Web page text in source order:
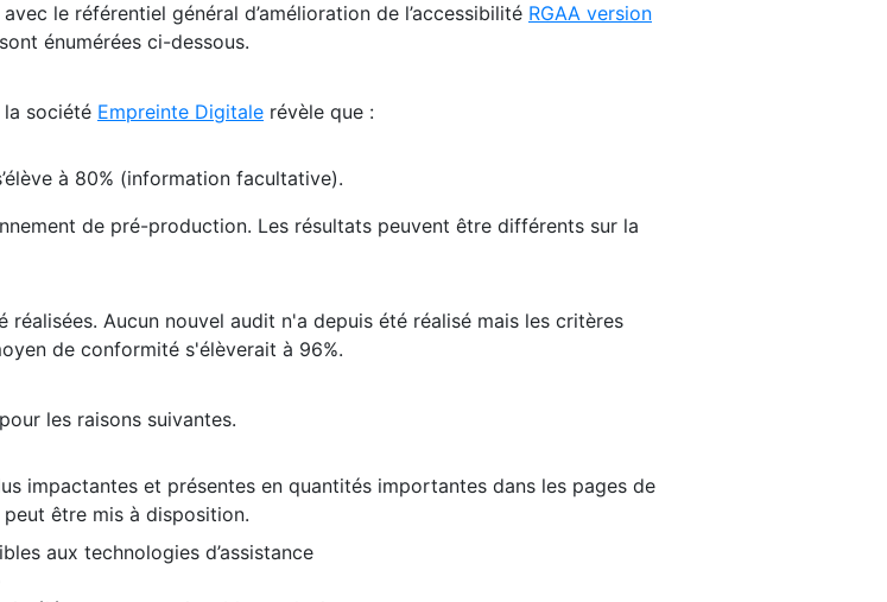
le référentiel général d’amélioration de l’accessibilité RGAA version
énumérées ci-dessous.
la société Empreinte Digitale révèle que :
à 80% (information facultative).
de pré-production. Les résultats peuvent être différents sur la
Aucun nouvel audit n'a depuis été réalisé mais les critères
de conformité s'élèverait à 96%.
les raisons suivantes.
impactantes et présentes en quantités importantes dans les pages de
peut être mis à disposition.
aux technologies d’assistance